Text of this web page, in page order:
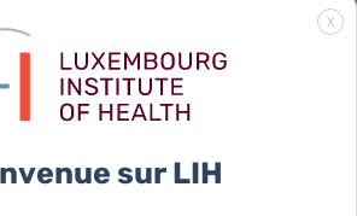
la
–
»
pour améliorer
la prise en
diabète
22 Mar 2023
X
sur LIH